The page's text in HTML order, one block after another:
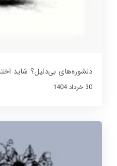
دلشوره‌های بی‌دلیل؟ شاید
30 خرداد 1404